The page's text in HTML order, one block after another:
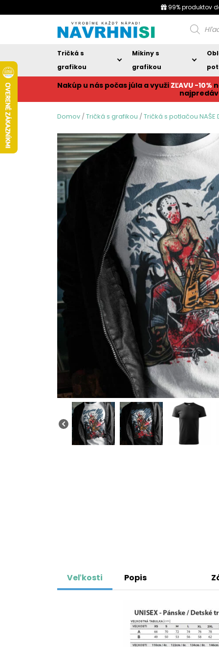
99% produktov
Products
search
Tričká s
grafikou
Mikiny s
grafikou
Nakúp u nás počas júla a využi ZĽAVU -10%
Domov /Tričká s grafikou /Tričká s potlačou NAŠE
Veľkosti Popis